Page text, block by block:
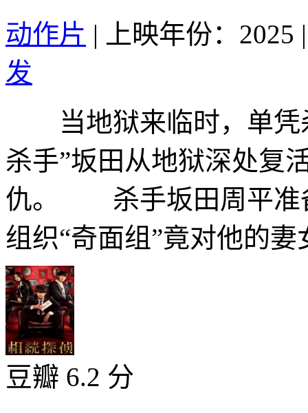
动作片 | 上映年份：2025 |
发
当地狱来临时，单
杀手”坂田从地狱深处复
仇。 杀手坂田周平准
组织“奇面组”竟对他的
豆瓣 6.2 分